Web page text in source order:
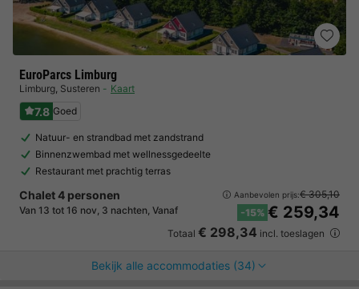
EuroParcs Limburg
Limburg, Susteren Kaart
7.8 Goed
Natuur- en strandbad met zandstrand
Binnenzwembad met wellnessgedeelte
Restaurant met prachtig terras
Chalet 4 personen
Van 13 tot 16 nov, 3 nachten, Vanaf
Aanbevolen prijs:€ 305,10
-15% € 259,34
Totaal € 298,34 incl. toeslagen
Bekijk alle accommodaties (34)